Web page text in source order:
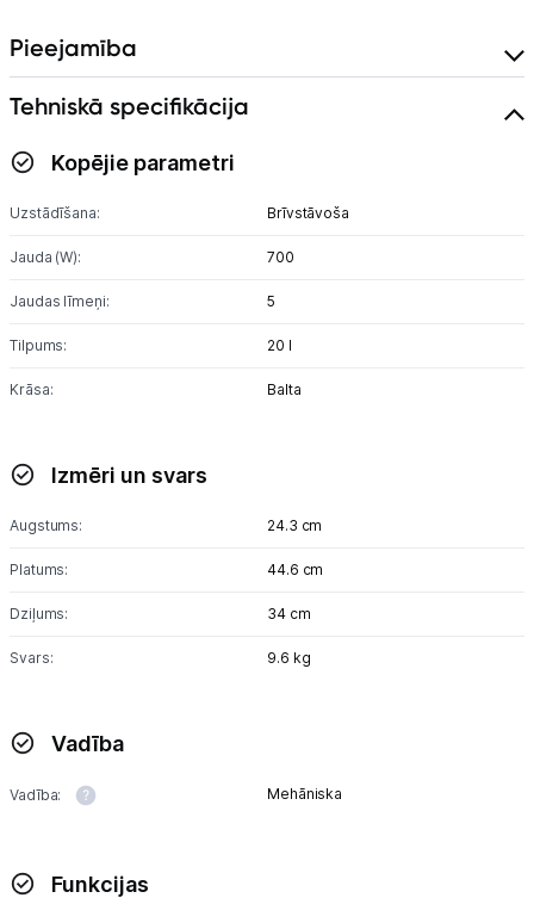
Apģērbu kopšana
Skaistumkopšana
Sports un atpūta
Tehnikas izvešana
Kontakti
Informācija
Pieejamība
Tehniskā specifikācija
Kopējie parametri
Uzstādīšana: Brīvstāvoša
Jauda (W): 700
Jaudas līmeņi: 5
Tilpums: 20 l
Krāsa: Balta
Izmēri un svars
Augstums: 24.3 cm
Platums: 44.6 cm
Dziļums: 34 cm
Svars: 9.6 kg
Vadība
Vadība: Mehāniska
Funkcijas